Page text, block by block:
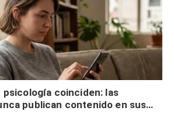
coinciden: las
publican contenido en sus
pretenden buscar validación